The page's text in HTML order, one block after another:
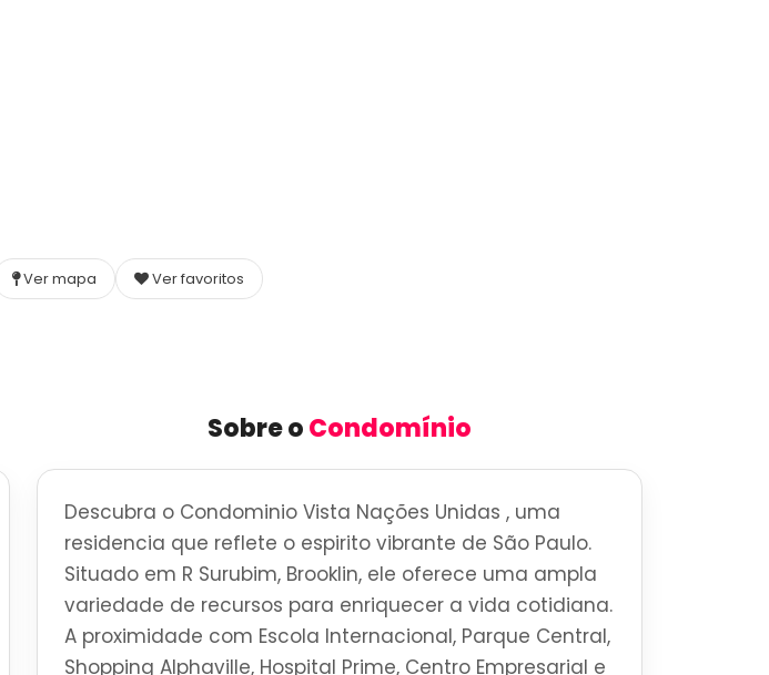
Ver mapa Ver favoritos
Sobre oCondomínio
Descubra o Condominio Vista Nações Unidas , uma
residencia que reflete o espirito vibrante de São Paulo.
Situado em R Surubim, Brooklin, ele oferece uma ampla
variedade de recursos para enriquecer a vida cotidiana.
A proximidade com Escola Internacional, Parque Central,
Shopping Alphaville, Hospital Prime, Centro Empresarial e